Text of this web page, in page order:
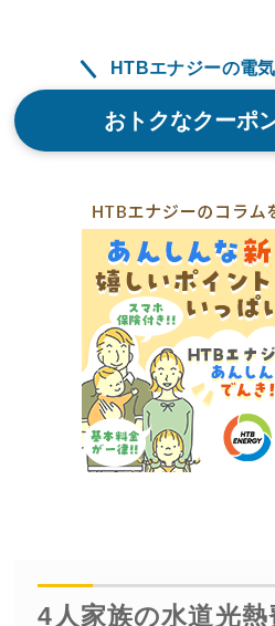
HTBエナジーの電
おトクなクーポ
4人家族の水道光